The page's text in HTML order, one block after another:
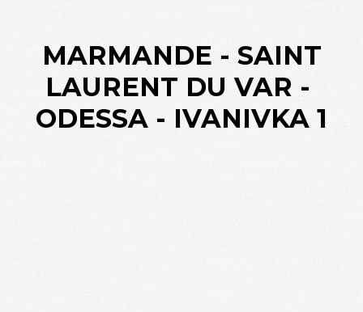
MARMANDE - SAINT
LAURENT DU VAR -
ODESSA - IVANIVKA 1